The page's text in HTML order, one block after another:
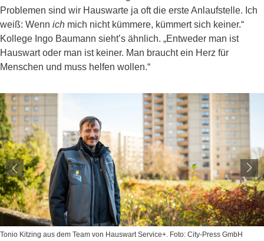
Problemen sind wir Hauswarte ja oft die erste Anlaufstelle. Ich
weiß: Wenn ich mich nicht kümmere, kümmert sich keiner.“
Kollege Ingo Baumann sieht’s ähnlich. „Entweder man ist
Hauswart oder man ist keiner. Man braucht ein Herz für
Menschen und muss helfen wollen.“
Tonio Kitzing aus dem Team von Hauswart Service+. Foto: City-Press GmbH